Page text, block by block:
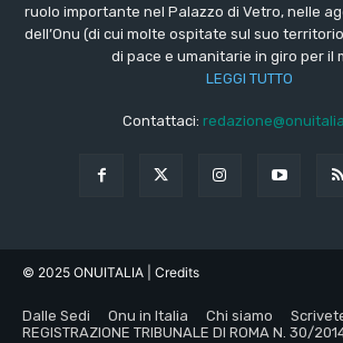
ruolo importante nel Palazzo di Vetro, nelle
dell’Onu (di cui molte ospitate sul suo
di pace e umanitarie in giro per il
LEGGI TUTTO
Contattaci:
© 2025 ONUITALIA | Credits
Dalle Sedi Onu in Italia Chi siamo
REGISTRAZIONE TRIBUNALE DI ROMA N. 30/